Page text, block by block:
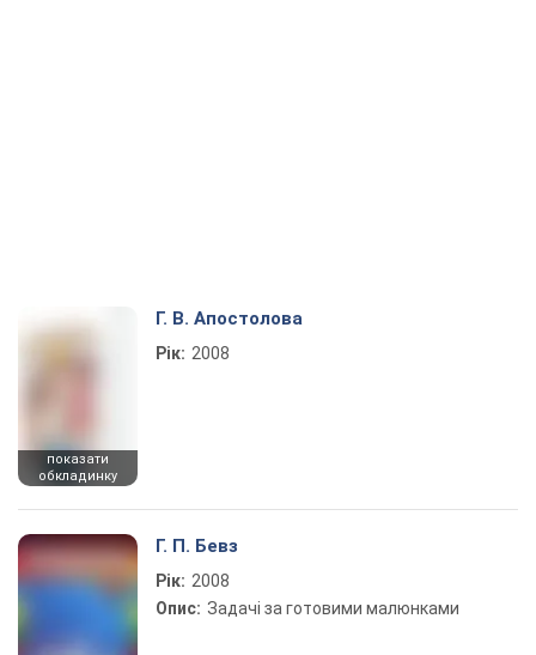
показати
обкладинку
Г. В. Апостолова
Рік: 2008
Г. П. Бевз
Рік: 2008
Опис: Задачі за готовими малюнками